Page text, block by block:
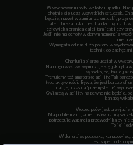
W wychowaniu były wzloty i upadki. Nie
chętnie się uczą wszystkich sztuczek.
będzie, nawet w zamian za smaczki,
ale lubi szarpaki. Jest bardzo mądra.
człowieka granica dalej tam jest i czy
Jeśli nie ma ochoty w danym momencie
nie
Wymagała od nas dużo pokory w
technik do
Charlusia bierze udział w
Na ringu wystawowym czuje się jak ryba
są spokojne, takie jak
Trenujemy też amatorsko agility. Tak
typu aktywności. Bywa, że jest bardzo
dać jej czas na "przemyślenie",
Gwiazdą w agility na pewno nie będzie,
kanapą
Wobec psów jest
Ma problem z mijaniem psów na nią
potrzebuje wsparcia przewodnika by nie
To jej
W domu pies poduszka,
Jest super